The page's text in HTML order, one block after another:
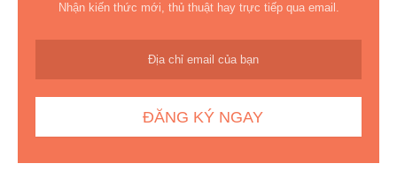
Nhận kiến thức mới, thủ thuật hay trực tiếp qua email.